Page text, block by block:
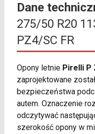
Dane
275/50 R20
PZ4/SC FR
Opony letnie Pirelli P
zaprojektowane
bezpieczeństwa
autem. Oznaczenie
odczytywać
szerokość opony w